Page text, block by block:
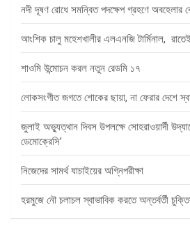
নদী দূষণ রোধে সমন্বিত পদক্ষেপ গ্রহণে অবহেলার
আংশিক চালু মহেশখালীর এলএনজি টার্মিনাল,
শাওমি উন্মোচন করল নতুন রেডমি ১৭
লোকসংগীত জগতে শোকের ছায়া, না ফেরার দেশে
জুলাই অভ্যুত্থান দিবস উপলক্ষে সোহরাওয়ার্দী
ডেমোক্রেসি’
নিজেদের সামর্থ যাচাইয়ের অগ্নিপরীক্ষা
হরমুজে নৌ চলাচল স্বাভাবিক করতে অন্তর্বর্তী